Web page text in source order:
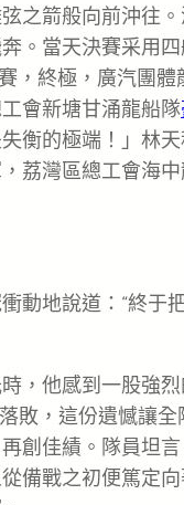
之箭般向前沖往
。當天決賽采用
，終極，廣汽團體
會新塘甘涌龍船隊
衡的極端！」林
荔灣區總工會海
動地說道：“終于
，他感到一股強烈
敗，這份遺憾讓全
創佳績。隊員坦
備戰之初便篤定